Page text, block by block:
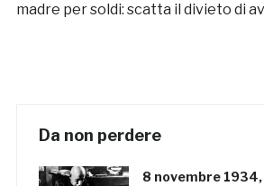
madre per soldi: scatta il divieto di
Da non perdere
8 novembre 1934,